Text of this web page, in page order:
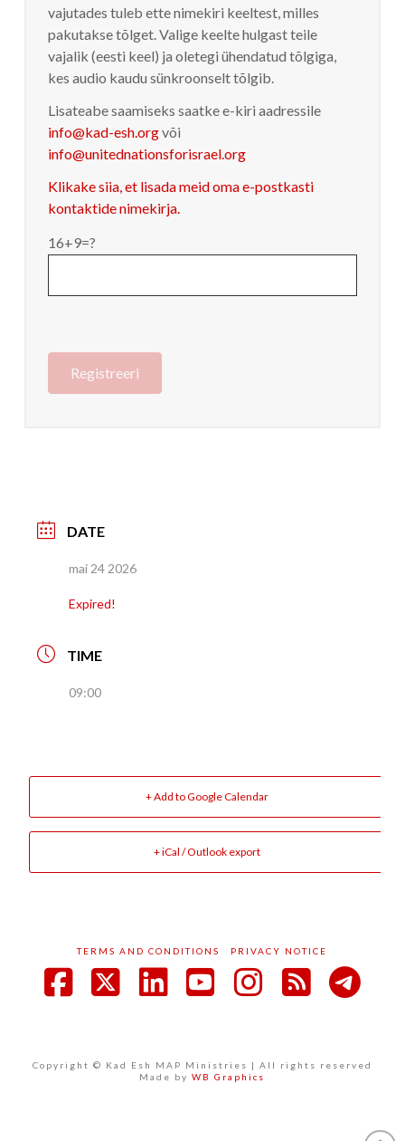
vajutades tuleb ette nimekiri keeltest, milles
pakutakse tõlget. Valige keelte hulgast teile
vajalik (eesti keel) ja oletegi ühendatud tõlgiga,
kes audio kaudu sünkroonselt tõlgib.
Lisateabe saamiseks saatke e-kiri aadressile
info@kad-esh.orgvõi
info@unitednationsforisrael.org
Klikake siia, et lisada meid oma e-postkasti
kontaktide nimekirja.
16+9=?
DATE
mai 24 2026
Expired!
TIME
09:00
+ Add to Google Calendar
+ iCal / Outlook export
TERMS AND CONDITIONS PRIVACY NOTICE
Copyright © Kad Esh MAP Ministries | All rights reserved
Made byWB Graphics